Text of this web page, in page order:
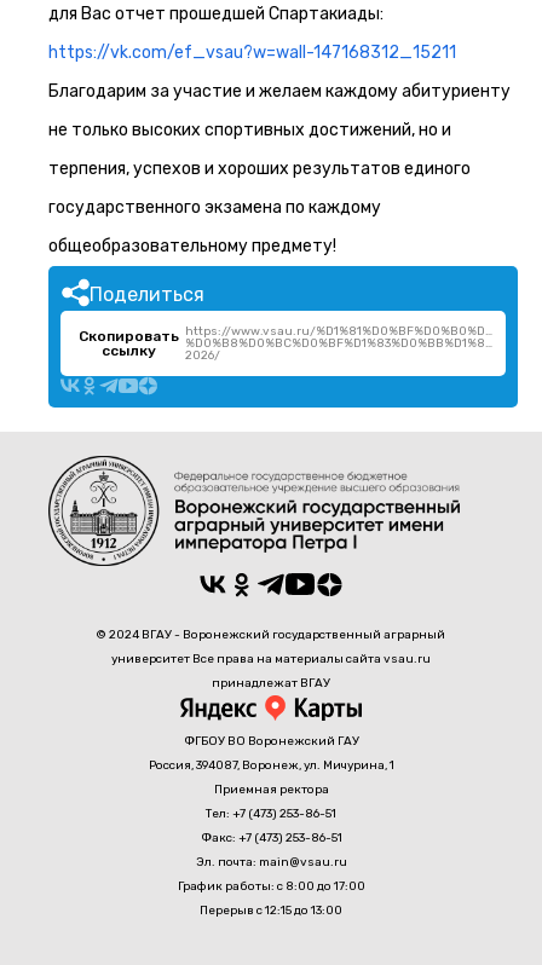
для Вас отчет прошедшей Спартакиады:
https://vk.com/ef_vsau?w=wall-147168312_15211
Благодарим за участие и желаем каждому абитуриенту
не только высоких спортивных достижений, но и
терпения, успехов и хороших результатов единого
государственного экзамена по каждому
общеобразовательному предмету!
Поделиться
Скопировать
ссылку
https://www.vsau.ru/
2026/
© 2024 ВГАУ - Воронежский государственный аграрный
университет Все права на материалы сайта vsau.ru
принадлежат ВГАУ
ФГБОУ ВО Воронежский ГАУ
Россия, 394087, Воронеж, ул. Мичурина, 1
Приемная ректора
Тел: +7 (473) 253-86-51
Факс: +7 (473) 253-86-51
Эл. почта: main@vsau.ru
График работы: с 8:00 до 17:00
Перерыв с 12:15 до 13:00